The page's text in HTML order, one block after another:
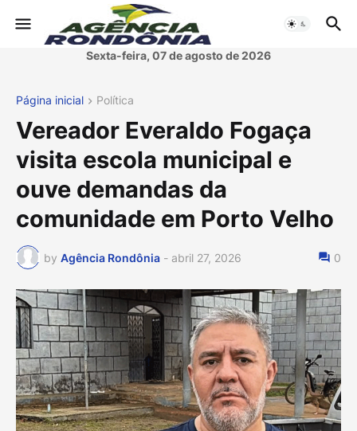
Sexta-feira, 07 de agosto de 2026
Página inicial Política
Vereador Everaldo Fogaça
visita escola municipal e
ouve demandas da
comunidade em Porto Velho
by Agência Rondônia - abril 27, 2026 0